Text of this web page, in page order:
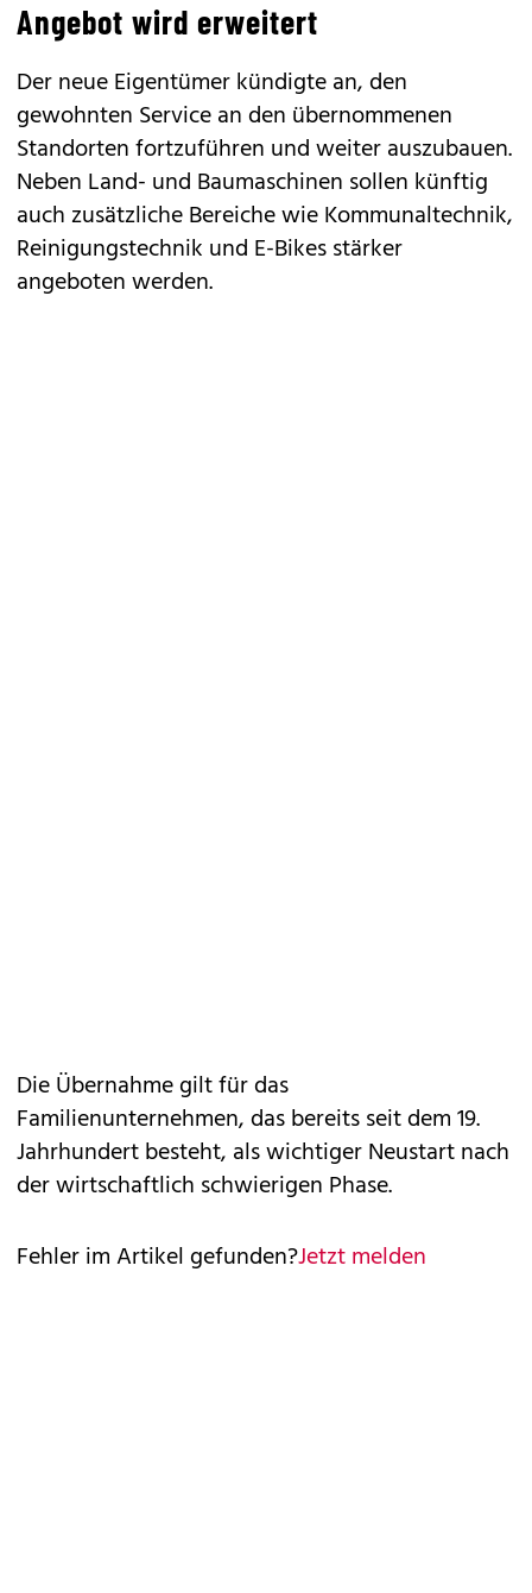
Angebot wird erweitert
Der neue Eigentümer kündigte an, den
gewohnten Service an den übernommenen
Standorten fortzuführen und weiter auszubauen.
Neben Land- und Baumaschinen sollen künftig
auch zusätzliche Bereiche wie Kommunaltechnik,
Reinigungstechnik und E-Bikes stärker
angeboten werden.
Die Übernahme gilt für das
Familienunternehmen, das bereits seit dem 19.
Jahrhundert besteht, als wichtiger Neustart nach
der wirtschaftlich schwierigen Phase.
Fehler im Artikel gefunden?Jetzt melden